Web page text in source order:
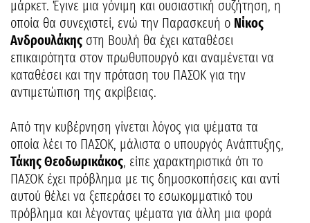
μάρκετ. Έγινε μια γόνιμη και ουσιαστική συζήτηση, η
οποία θα συνεχιστεί, ενώ την Παρασκευή ο Νίκος
Ανδρουλάκης στη Βουλή θα έχει καταθέσει
επικαιρότητα στον πρωθυπουργό και αναμένεται να
καταθέσει και την πρόταση του ΠΑΣΟΚ για την
αντιμετώπιση της ακρίβειας.
Από την κυβέρνηση γίνεται λόγος για ψέματα τα
οποία λέει το ΠΑΣΟΚ, μάλιστα ο υπουργός Ανάπτυξης,
Τάκης Θεοδωρικάκος, είπε χαρακτηριστικά ότι το
ΠΑΣΟΚ έχει πρόβλημα με τις δημοσκοπήσεις και αντί
αυτού θέλει να ξεπεράσει το εσωκομματικό του
πρόβλημα και λέγοντας ψέματα για άλλη μια φορά